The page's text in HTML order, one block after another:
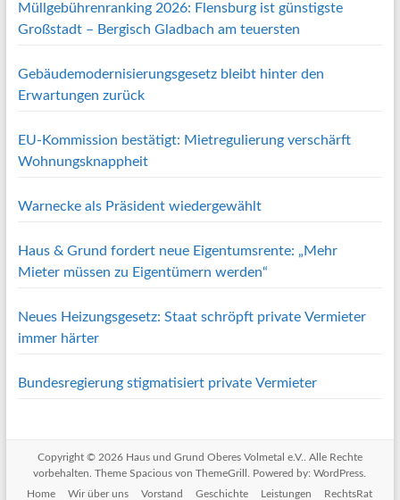
Müllgebührenranking 2026: Flensburg ist günstigste
Großstadt – Bergisch Gladbach am teuersten
Gebäudemodernisierungsgesetz bleibt hinter den
Erwartungen zurück
EU-Kommission bestätigt: Mietregulierung verschärft
Wohnungsknappheit
Warnecke als Präsident wiedergewählt
Haus & Grund fordert neue Eigentumsrente: „Mehr
Mieter müssen zu Eigentümern werden“
Neues Heizungsgesetz: Staat schröpft private Vermieter
immer härter
Bundesregierung stigmatisiert private Vermieter
Copyright © 2026 Haus und Grund Oberes Volmetal e.V.
. Alle Rechte
vorbehalten. ThemeSpacious von ThemeGrill. Powered by:WordPress
Home
Wir über uns Vorstand Geschichte Leistungen RechtsRat